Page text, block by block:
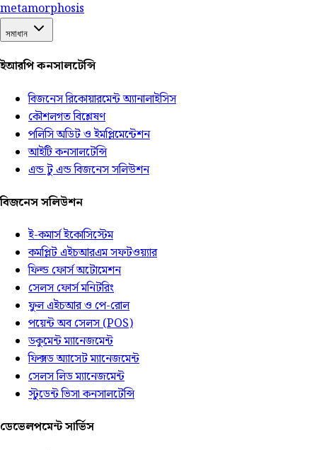
metamorphosis
সমাধান
ইআরপি কনসালটেন্সি
বিজনেস রিকোয়ারমেন্ট অ্যানালাইসিস
কৌশলগত বিশ্লেষণ
পলিসি অডিট ও ইমপ্লিমেন্টেশন
আইটি কনসালটেন্সি
এন্ড টু এন্ড বিজনেস সলিউশন
বিজনেস সলিউশন
ই-কমার্স ইকোসিস্টেম
কমপ্লিট এইচআরএম সফটওয়্যার
ফিল্ড ফোর্স অটোমেশন
সেলস ফোর্স মনিটরিং
ফুল এইচআর ও পে-রোল
পয়েন্ট অব সেলস (POS)
ডকুমেন্ট ম্যানেজমেন্ট
ফিক্সড অ্যাসেট ম্যানেজমেন্ট
সেলস লিড ম্যানেজমেন্ট
স্টুডেন্ট ভিসা কনসালটেন্সি
ডেভেলপমেন্ট সার্ভিস